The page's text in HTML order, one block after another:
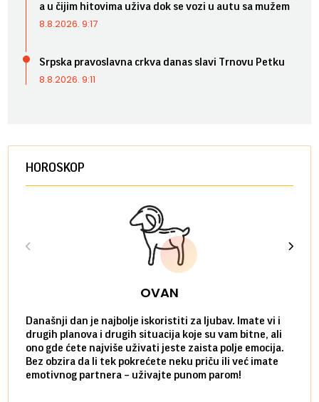
a u čijim hitovima uživa dok se vozi u autu sa mužem
8.8.2026. 9:17
Srpska pravoslavna crkva danas slavi Trnovu Petku
8.8.2026. 9:11
HOROSKOP
OVAN
Današnji dan je najbolje iskoristiti za ljubav. Imate vi i
drugih planova i drugih situacija koje su vam bitne, ali
ono gde ćete najviše uživati jeste zaista polje emocija.
Bez obzira da li tek pokrećete neku priču ili već imate
emotivnog partnera – uživajte punom parom!